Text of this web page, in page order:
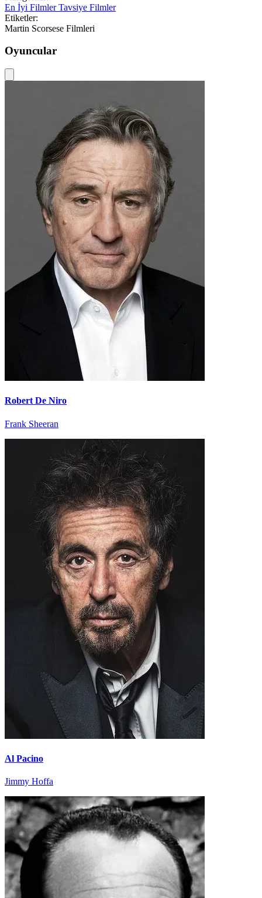
En İyi FilmlerTavsiye Filmler
Etiketler:
Martin Scorsese Filmleri
Oyuncular
Robert De Niro
Frank Sheeran
Al Pacino
Jimmy Hoffa